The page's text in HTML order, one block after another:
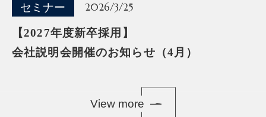
セミナー 2026/3/25
【2027年度新卒採用】
会社説明会開催のお知らせ（4月）
View more